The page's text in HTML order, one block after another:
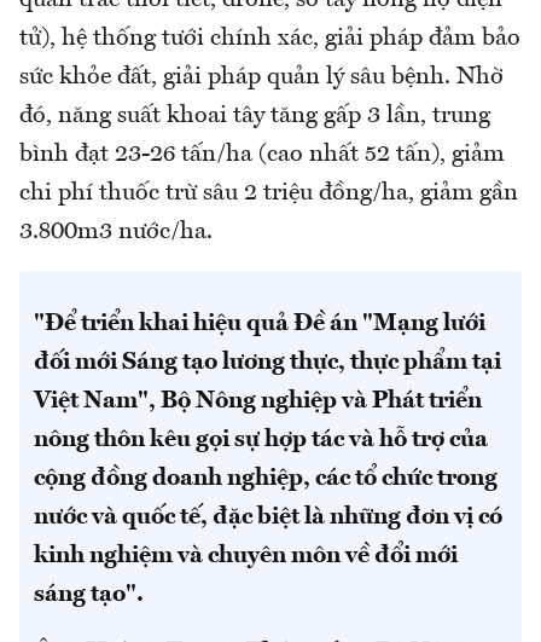
tử), hệ thống tưới chính xác, giải pháp đảm bảo
sức khỏe đất, giải pháp quản lý sâu bệnh. Nhờ
đó, năng suất khoai tây tăng gấp 3 lần, trung
bình đạt 23-26 tấn/ha (cao nhất 52 tấn), giảm
chi phí thuốc trừ sâu 2 triệu đồng/ha, giảm gần
3.800m3 nước/ha.
"Để triển khai hiệu quả Đề án "Mạng lưới
đối mới Sáng tạo lương thực, thực phẩm tại
Việt Nam", Bộ Nông nghiệp và Phát triển
nông thôn kêu gọi sự hợp tác và hỗ trợ của
cộng đồng doanh nghiệp, các tổ chức trong
nước và quốc tế, đặc biệt là những đơn vị có
kinh nghiệm và chuyên môn về đổi mới
sáng tạo".